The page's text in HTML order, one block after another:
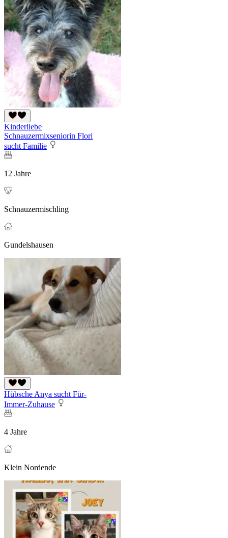
Kinderliebe
Schnauzermixseniorin Flori
sucht Familie
12 Jahre
Schnauzermischling
Gundelshausen
Hübsche Anya sucht Für-
Immer-Zuhause
4 Jahre
Klein Nordende